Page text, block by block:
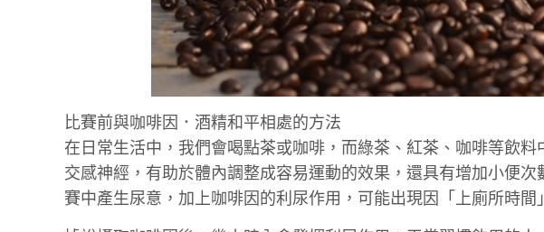
比賽前與咖啡因．酒精和平相處的方法
在日常生活中，我們會喝點茶或咖啡，而綠茶、紅茶、咖啡等飲
交感神經，有助於體內調整成容易運動的效果，還具有增加小便
賽中產生尿意，加上咖啡因的利尿作用，可能出現因「上廁所時間